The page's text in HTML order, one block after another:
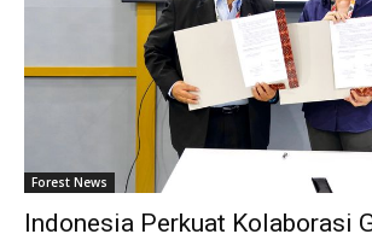
Forest News
Indonesia Perkuat Kolaborasi